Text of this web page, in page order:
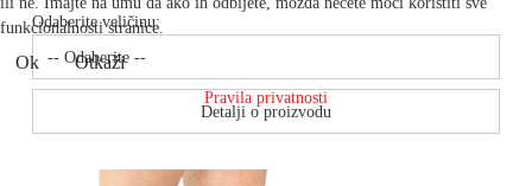
Odaberite veličinu:
Detalji o proizvodu
funkcionalnosti stranice.
Ok Otkaži
Pravila privatnosti